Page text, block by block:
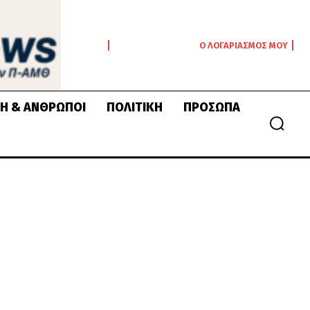
Ο ΛΟΓΑΡΙΑΣΜΌΣ ΜΟΥ
& ΆΝΘΡΩΠΟΙ ΠΟΛΙΤΙΚΉ ΠΡΌΣΩΠΑ